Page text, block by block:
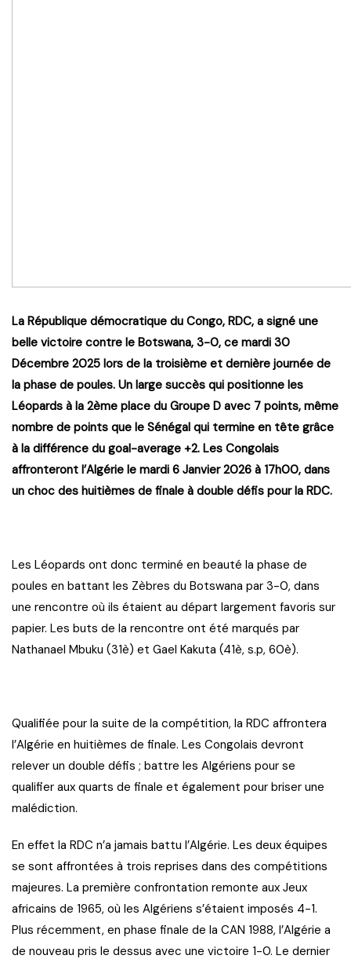
La République démocratique du Congo, RDC, a signé une
belle victoire contre le Botswana, 3-0, ce mardi 30
Décembre 2025 lors de la troisième et dernière journée de
la phase de poules. Un large succès qui positionne les
Léopards à la 2ème place du Groupe D avec 7 points, même
nombre de points que le Sénégal qui termine en tête grâce
à la différence du goal-average +2. Les Congolais
affronteront l’Algérie le mardi 6 Janvier 2026 à 17h00, dans
un choc des huitièmes de finale à double défis pour la RDC.
Les Léopards ont donc terminé en beauté la phase de
poules en battant les Zèbres du Botswana par 3-0, dans
une rencontre où ils étaient au départ largement favoris sur
papier. Les buts de la rencontre ont été marqués par
Nathanael Mbuku (31è) et Gael Kakuta (41è, s.p, 60è).
Qualifiée pour la suite de la compétition, la RDC affrontera
l’Algérie en huitièmes de finale. Les Congolais devront
relever un double défis ; battre les Algériens pour se
qualifier aux quarts de finale et également pour briser une
malédiction.
En effet la RDC n’a jamais battu l’Algérie. Les deux équipes
se sont affrontées à trois reprises dans des compétitions
majeures. La première confrontation remonte aux Jeux
africains de 1965, où les Algériens s’étaient imposés 4-1.
Plus récemment, en phase finale de la CAN 1988, l’Algérie a
de nouveau pris le dessus avec une victoire 1-0. Le dernier